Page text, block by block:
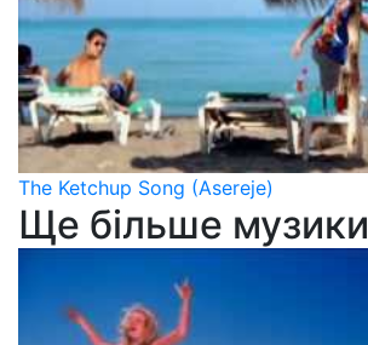
The Ketchup Song (Asereje)
Ще більше музики